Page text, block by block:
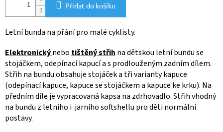
Přidat do košíku
Letní bunda na přání pro malé cyklisty.
Elektronickýnebo tištěný střih na dětskou letní bundu se
stojáčkem, odepínací kapucí a s prodlouženým zadním dílem.
Střih na bundu obsahuje stojáček a tři varianty kapuce
(odepínací kapuce, kapuce se stojáčkem a kapuce ke krku). Na
předním díle je vypracovaná kapsa na zdrhovadlo. Střih vhodný
na bundu z letního i jarního softshellu pro děti normální
postavy.